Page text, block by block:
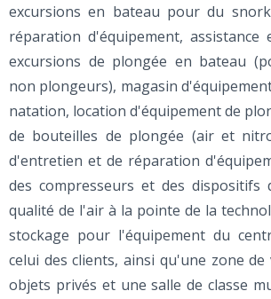
excursions en bateau pour du
réparation d'équipement, assistance
excursions de plongée en bateau
non plongeurs), magasin
natation, location d'équipement de
de bouteilles de plongée (air et
d'entretien et de réparation
des compresseurs et des dispositifs
qualité de l'air à la pointe de la
stockage pour l'équipement du
celui des clients, ainsi qu'une zone
objets privés et une salle de classe